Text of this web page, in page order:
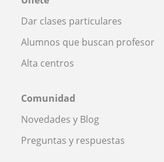
Dar clases particulares
Alumnos que buscan profesor
Alta centros
Comunidad
Novedades y Blog
Preguntas y respuestas